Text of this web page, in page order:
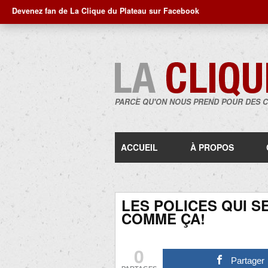
Devenez fan de La Clique du Plateau sur Facebook
PARCE QU'ON NOUS PREND POUR DES
ACCUEIL À PROPOS
LES POLICES QUI
COMME ÇA!
0 Partager